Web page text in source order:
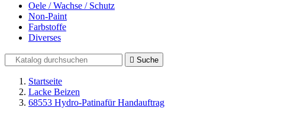
Oele / Wachse / Schutz
Non-Paint
Farbstoffe
Diverses
 Suche
Startseite
Lacke Beizen
68553 Hydro-Patinafür Handauftrag